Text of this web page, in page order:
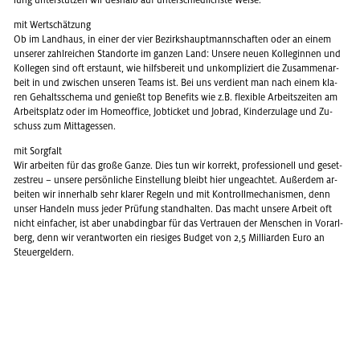
mit Wert­schät­zung
Ob im Land­haus, in einer der vier Be­zirks­haupt­mann­schaf­ten oder an einem
un­se­rer zahl­rei­chen Stand­or­te im gan­zen Land: Un­se­re neuen Kol­le­gin­nen und
Kol­le­gen sind oft er­staunt, wie hilfs­be­reit und un­kom­pli­ziert die Zu­sam­men­ar­
beit in und zwi­schen un­se­ren Teams ist. Bei uns ver­dient man nach einem kla­
ren Ge­halts­sche­ma und ge­nie­ßt top Be­ne­fits wie z.B. fle­xi­ble Ar­beits­zei­ten am
Ar­beits­platz oder im Ho­me­of­fice, Job­ti­cket und Job­rad, Kin­der­zu­la­ge und Zu­
schuss zum Mit­tag­essen.
mit Sorg­falt
Wir ar­bei­ten für das große Ganze. Dies tun wir kor­rekt, pro­fes­sio­nell und ge­set­
zes­treu – un­se­re per­sön­li­che Ein­stel­lung bleibt hier un­ge­ach­tet. Au­ßer­dem ar­
bei­ten wir in­ner­halb sehr kla­rer Re­geln und mit Kon­troll­me­cha­nis­men, denn
unser Han­deln muss jeder Prü­fung stand­hal­ten. Das macht un­se­re Ar­beit oft
nicht ein­fa­cher, ist aber un­ab­ding­bar für das Ver­trau­en der Men­schen in Vor­arl­
berg, denn wir ver­ant­wor­ten ein rie­si­ges Bud­get von 2,5 Mil­li­ar­den Euro an
Steu­er­gel­dern.